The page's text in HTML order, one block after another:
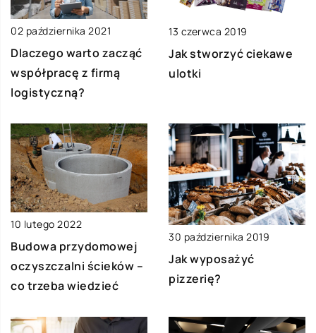
02 października 2021
Dlaczego warto zacząć
współpracę z firmą
logistyczną?
13 czerwca 2019
Jak stworzyć ciekawe
ulotki
10 lutego 2022
Budowa przydomowej
oczyszczalni ścieków –
co trzeba wiedzieć
30 października 2019
Jak wyposażyć
pizzerię?